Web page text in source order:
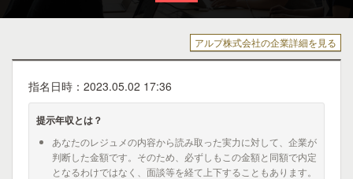
アルプ株式会社の企業詳細を見る
指名日時：2023.05.02 17:36
提示年収とは？
あなたのレジュメの内容から読み取った実力に対して、企業が
判断した金額です。そのため、必ずしもこの金額と同額で内定
となるわけではなく、面談等を経て上下することもあります。